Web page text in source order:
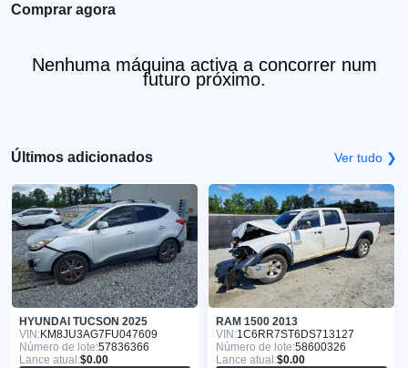
Comprar agora
Nenhuma máquina activa a concorrer num
futuro próximo.
Últimos adicionados Ver tudo ❯
HYUNDAI TUCSON 2025
VIN:KM8JU3AG7FU047609
Número de lote:57836366
Lance atual:$0.00
RAM 1500 2013
VIN:1C6RR7ST6DS713127
Número de lote:58600326
Lance atual:$0.00